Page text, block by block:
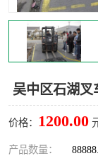
吴中区石湖叉
价格： 1200.00
产品数量：
叉车司机培训
行车起重机培训